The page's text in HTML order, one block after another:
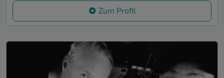
Zum Profil